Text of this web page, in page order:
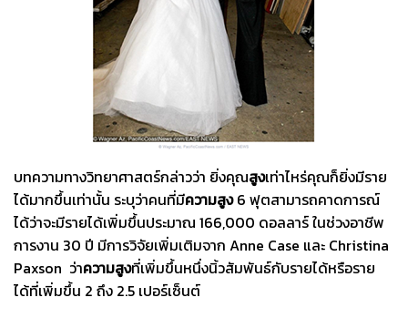
บทความทางวิทยาศาสตร์กล่าวว่า ยิ่งคุณสูงเท่าไหร่คุณก็ยิ่งมีราย
ได้มากขึ้นเท่านั้น ระบุว่าคนที่มีความสูง6 ฟุตสามารถคาดการณ์
ได้ว่าจะมีรายได้เพิ่มขึ้นประมาณ 166,000 ดอลลาร์ ในช่วงอาชีพ
การงาน 30 ปี มีการวิจัยเพิ่มเติมจาก Anne Case และ Christina
Paxson ว่าความสูงที่เพิ่มขึ้นหนึ่งนิ้วสัมพันธ์กับรายได้หรือราย
ได้ที่เพิ่มขึ้น 2 ถึง 2.5 เปอร์เซ็นต์